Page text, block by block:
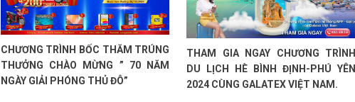
CHƯƠNG TRÌNH BỐC THĂM TRÚNG
THƯỞNG CHÀO MỪNG ” 70 NĂM
NGÀY GIẢI PHÓNG THỦ ĐÔ”
THAM GIA NGAY CHƯƠNG TRÌNH
DU LỊCH HÈ BÌNH ĐỊNH-PHÚ YÊN
2024 CÙNG GALATEX VIỆT NAM.